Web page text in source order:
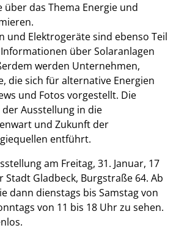
über das Thema Energie und
und Elektrogeräte sind ebenso Teil
über Solaranlagen
werden Unternehmen,
die sich für alternative Energien
und Fotos vorgestellt. Die
Ausstellung in die
und Zukunft der
entführt.
am Freitag, 31. Januar, 17
Gladbeck, Burgstraße 64. Ab
dann dienstags bis Samstag von
von 11 bis 18 Uhr zu sehen.